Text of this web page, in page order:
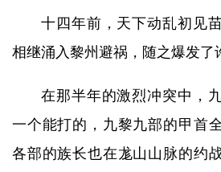
十四年前，天下动乱初见
相继涌入黎州避祸，随之爆发了
在那半年的激烈冲突中，
一个能打的，九黎九部的甲首
各部的族长也在尨山山脉的约